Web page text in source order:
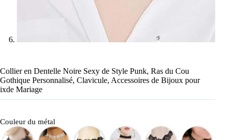
Collier en Dentelle Noire Sexy de Style Punk, Ras du Cou
Gothique Personnalisé, Clavicule, Accessoires de Bijoux pour
ixde Mariage
Couleur du métal